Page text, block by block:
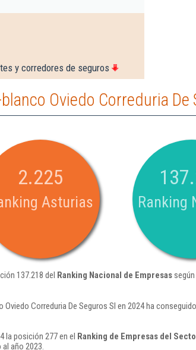
y corredores de seguros
Oviedo Correduria De
2.225
Asturias Ranking
137.218 del Ranking Nacional de Empresas
Correduria De Seguros Sl en 2024 ha
la posición 277 en el Ranking de Empresas del
año 2023.